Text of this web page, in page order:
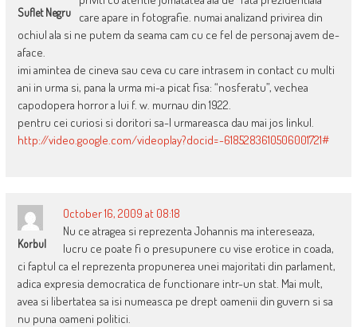
Suflet Negru
care apare in fotografie. numai analizand privirea din
ochiul ala si ne putem da seama cam cu ce fel de personaj avem de-
aface.
imi amintea de cineva sau ceva cu care intrasem in contact cu multi
ani in urma si, pana la urma mi-a picat fisa: “nosferatu”, vechea
capodopera horror a lui f. w. murnau din 1922.
pentru cei curiosi si doritori sa-l urmareasca dau mai jos linkul.
http://video.google.com/videoplay?docid=-6185283610506001721#
Korbul
October 16, 2009 at 08:18
Nu ce atragea si reprezenta Johannis ma intereseaza,
lucru ce poate fi o presupunere cu vise erotice in coada,
ci faptul ca el reprezenta propunerea unei majoritati din parlament,
adica expresia democratica de functionare intr-un stat. Mai mult,
avea si libertatea sa isi numeasca pe drept oamenii din guvern si sa
nu puna oameni politici.